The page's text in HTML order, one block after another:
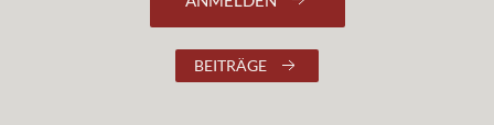
BEITRÄGE